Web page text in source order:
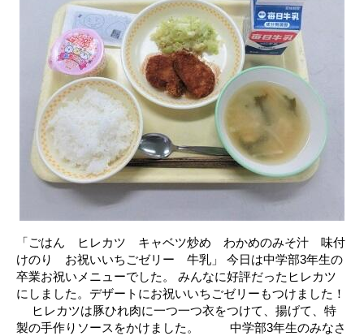
「ごはん ヒレカツ キャベツ炒め わかめのみそ汁 味付
けのり お祝いいちごゼリー 牛乳」 今日は中学部3年生の
卒業お祝いメニューでした。 みんなに好評だったヒレカツ
にしました。デザートにお祝いいちごゼリーもつけました！
ヒレカツは豚ひれ肉に一つ一つ衣をつけて、揚げて、特
製の手作りソースをかけました。 中学部3年生のみなさ